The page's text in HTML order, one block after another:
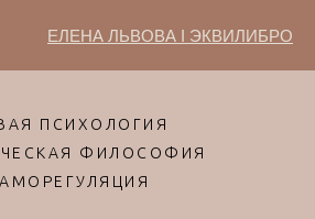
ЕЛЕНА ЛЬВОВА I ЭКВИЛИБРО
ПСИХОЛОГИЯ
ФИЛОСОФИЯ